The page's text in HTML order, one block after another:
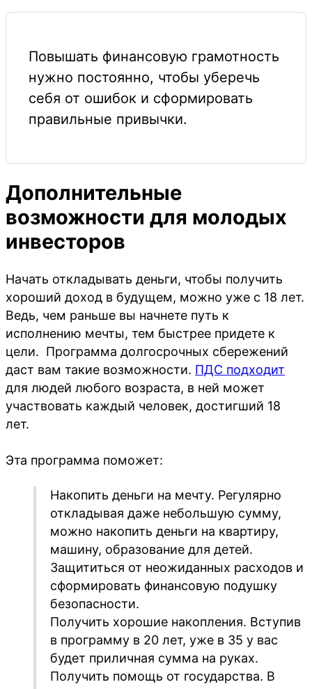
Повышать финансовую грамотность
нужно постоянно, чтобы уберечь
себя от ошибок и сформировать
правильные привычки.
Дополнительные
возможности для молодых
инвесторов
Начать откладывать деньги, чтобы получить
хороший доход в будущем, можно уже с 18 лет.
Ведь, чем раньше вы начнете путь к
исполнению мечты, тем быстрее придете к
цели. Программа долгосрочных сбережений
даст вам такие возможности. ПДС подходит
для людей любого возраста, в ней может
участвовать каждый человек, достигший 18
лет.
Эта программа поможет:
Накопить деньги на мечту. Регулярно
откладывая даже небольшую сумму,
можно накопить деньги на квартиру,
машину, образование для детей.
Защититься от неожиданных расходов и
сформировать финансовую подушку
безопасности.
Получить хорошие накопления. Вступив
в программу в 20 лет, уже в 35 у вас
будет приличная сумма на руках.
Получить помощь от государства. В